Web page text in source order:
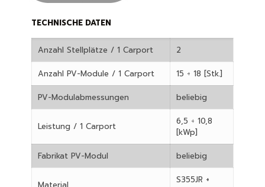
TECHNISCHE DATEN
Anzahl Stellplätze / 1 Carport 2
Anzahl PV-Module / 1 Carport 15 ÷ 18 [Stk.]
PV-Modulabmessungen beliebig
Leistung / 1 Carport
6,5 ÷ 10,8
[kWp]
Fabrikat PV-Modul beliebig
S355JR +